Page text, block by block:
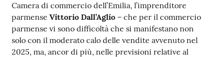
Camera di commercio dell’Emilia, l’imprenditore
parmense Vittorio Dall’Aglio – che per il commercio
parmense vi sono difficoltà che si manifestano non
solo con il moderato calo delle vendite avvenuto nel
2025, ma, ancor di più, nelle previsioni relative al